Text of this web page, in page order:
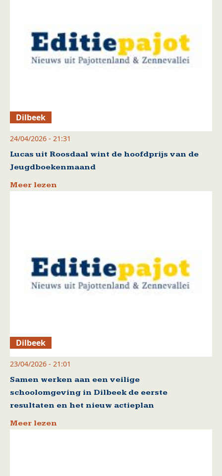
Dilbeek
24/04/2026 - 21:31
Lucas uit Roosdaal wint de hoofdprijs van de
Jeugdboekenmaand
Meer lezen
Dilbeek
23/04/2026 - 21:01
Samen werken aan een veilige
schoolomgeving in Dilbeek de eerste
resultaten en het nieuw actieplan
Meer lezen